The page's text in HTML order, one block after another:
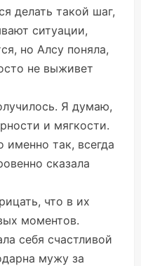
делать такой шаг,
ситуации,
но Алсу поняла,
не выживет
Я думаю,
и мягкости.
так, всегда
сказала
что в их
моментов.
себя счастливой
мужу за